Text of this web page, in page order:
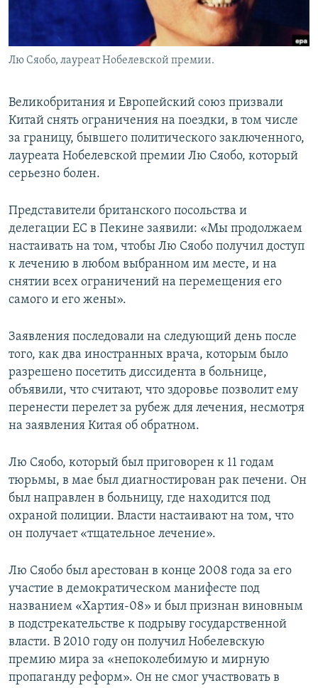
Лю Сяобо, лауреат Нобелевской премии.
Великобритания и Европейский союз призвали
Китай снять ограничения на поездки, в том числе
за границу, бывшего политического заключенного,
лауреата Нобелевской премии Лю Сяобо, который
серьезно болен.
Представители британского посольства и
делегации ЕС в Пекине заявили: «Мы продолжаем
настаивать на том, чтобы Лю Сяобо получил доступ
к лечению в любом выбранном им месте, и на
снятии всех ограничений на перемещения его
самого и его жены».
Заявления последовали на следующий день после
того, как два иностранных врача, которым было
разрешено посетить диссидента в больнице,
объявили, что считают, что здоровье позволит ему
перенести перелет за рубеж для лечения, несмотря
на заявления Китая об обратном.
Лю Сяобо, который был приговорен к 11 годам
тюрьмы, в мае был диагностирован рак печени. Он
был направлен в больницу, где находится под
охраной полиции. Власти настаивают на том, что
он получает «тщательное лечение».
Лю Сяобо был арестован в конце 2008 года за его
участие в демократическом манифесте под
названием «Хартия-08» и был признан виновным
в подстрекательстве к подрыву государственной
власти. В 2010 году он получил Нобелевскую
премию мира за «непоколебимую и мирную
пропаганду реформ». Он не смог участвовать в